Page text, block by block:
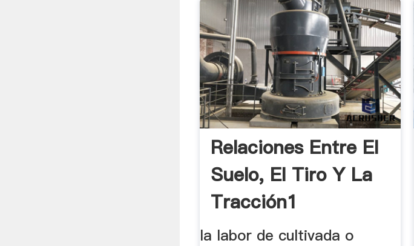
Relaciones Entre El
Suelo, El Tiro Y La
Tracción1
la labor de cultivada o